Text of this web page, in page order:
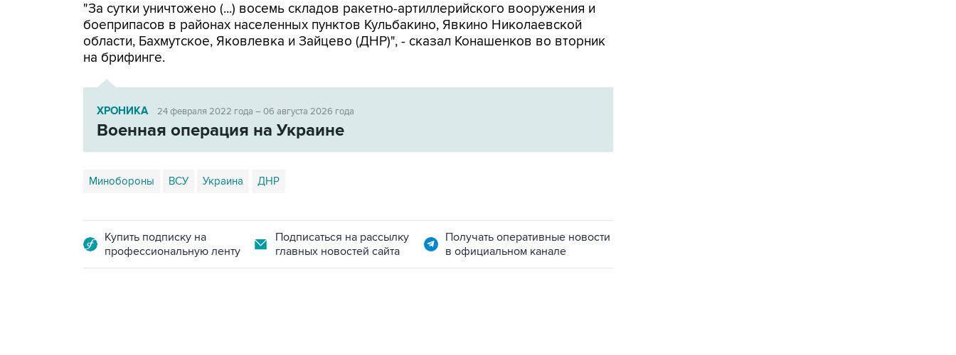
"За сутки уничтожено (...) восемь складов ракетно-артиллерийского вооружения и
боеприпасов в районах населенных пунктов Кульбакино, Явкино Николаевской
области, Бахмутское, Яковлевка и Зайцево (ДНР)", - сказал Конашенков во вторник
на брифинге.
ХРОНИКА 24 февраля 2022 года – 06 августа 2026 года
Военная операция на Украине
Минобороны ВСУ Украина ДНР
Купить подписку на
профессиональную ленту
Подписаться на рассылку
главных новостей сайта
Получать оперативные новости
в официальном канале